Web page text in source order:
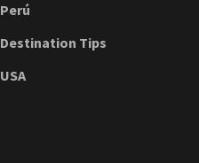
Perú
Destination Tips
USA